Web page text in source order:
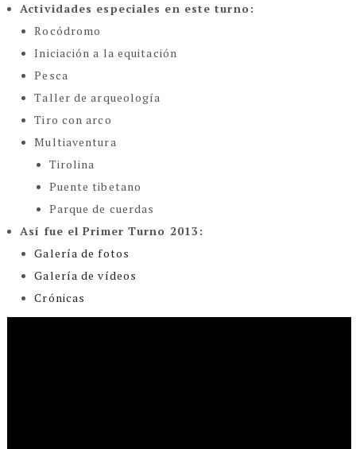
Actividades especiales en este turno:
Rocódromo
Iniciación a la equitación
Pesca
Taller de arqueología
Tiro con arco
Multiaventura
Tirolina
Puente tibetano
Parque de cuerdas
Así fue el Primer Turno 2013:
Galería de fotos
Galería de vídeos
Crónicas